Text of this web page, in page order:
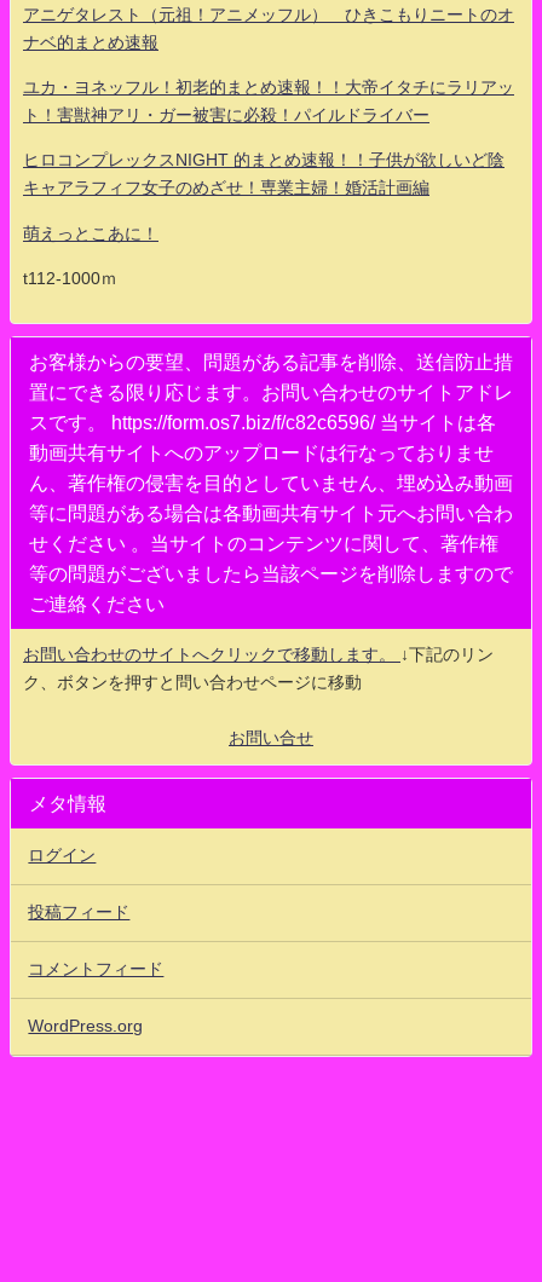
アニゲタレスト（元祖！アニメッフル） ひきこもりニートのオ
ナベ的まとめ速報
ユカ・ヨネッフル！初老的まとめ速報！！大帝イタチにラリアッ
ト！害獣神アリ・ガー被害に必殺！パイルドライバー
ヒロコンプレックスNIGHT 的まとめ速報！！子供が欲しいど陰
キャアラフィフ女子のめざせ！専業主婦！婚活計画編
萌えっとこあに！
t112-1000ｍ
お客様からの要望、問題がある記事を削除、送信防止措
置にできる限り応じます。お問い合わせのサイトアドレ
スです。 https://form.os7.biz/f/c82c6596/ 当サイトは各
動画共有サイトへのアップロードは行なっておりませ
ん、著作権の侵害を目的としていません、埋め込み動画
等に問題がある場合は各動画共有サイト元へお問い合わ
せください 。当サイトのコンテンツに関して、著作権
等の問題がございましたら当該ページを削除しますので
ご連絡ください
お問い合わせのサイトへクリックで移動します。
↓下記のリン
ク、ボタンを押すと問い合わせページに移動
お問い合せ
メタ情報
ログイン
投稿フィード
コメントフィード
WordPress.org